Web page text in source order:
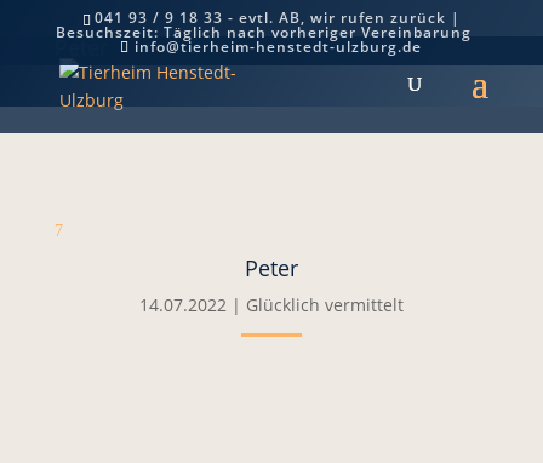
041 93 / 9 18 33 - evtl. AB, wir rufen zurück |
Besuchszeit: Täglich nach vorheriger Vereinbarung
info@tierheim-henstedt-ulzburg.de
Peter
7
Peter
14.07.2022| Glücklich vermittelt